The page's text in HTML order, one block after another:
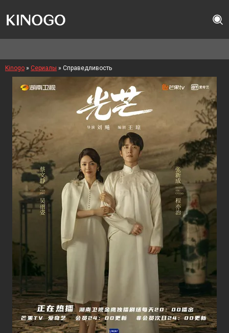
Kinogo » Сериалы » Справедливость